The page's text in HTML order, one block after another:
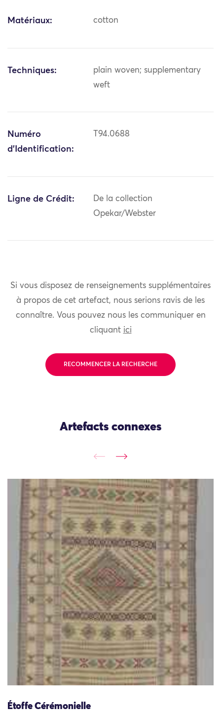
Matériaux: cotton
Techniques:
plain woven; supplementary
weft
Numéro
d'Identification:
T94.0688
Ligne de Crédit:
De la collection
Opekar/Webster
Si vous disposez de renseignements supplémentaires
à propos de cet artefact, nous serions ravis de les
connaître. Vous pouvez nous les communiquer en
cliquant ici
RECOMMENCER LA RECHERCHE
Artefacts connexes
Étoffe Cérémonielle